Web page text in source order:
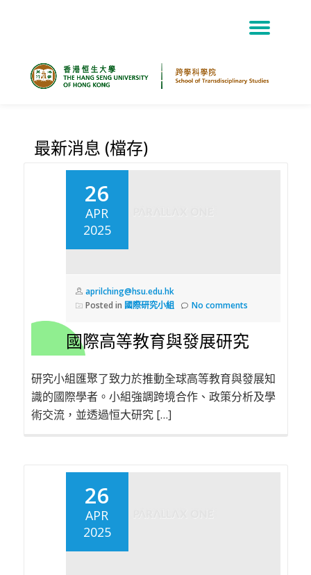
最新消息 (檔存)
26
APR
2025
aprilching@hsu.edu.hk
Posted in 國際研究小組 No comments
國際高等教育與發展研究
研究小組匯聚了致力於推動全球高等教育與發展知
識的國際學者。小組強調跨境合作、政策分析及學
術交流，並透過恒大研究 […]
26
APR
2025